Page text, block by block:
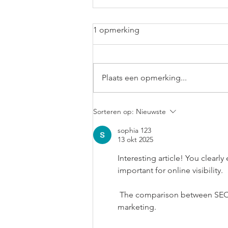
SEO (zoekmachine
optimalisatie) bureau
zoekresultaten van Google. Dit
doet een SEO bureau door alle
1 opmerking
Plaats een opmerking...
Sorteren op: Nieuwste
sophia 123
13 okt 2025
Interesting article! You clearly
important for online visibility.
marketing.